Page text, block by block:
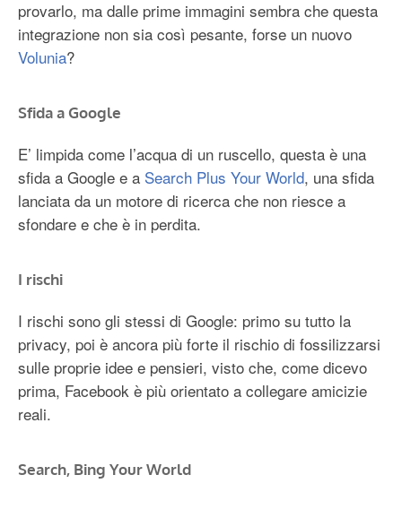
provarlo, ma dalle prime immagini sembra che questa
integrazione non sia così pesante, forse un nuovo
Volunia?
Sfida a Google
E’ limpida come l’acqua di un ruscello, questa è una
sfida a Google e a Search Plus Your World, una sfida
lanciata da un motore di ricerca che non riesce a
sfondare e che è in perdita.
I rischi
I rischi sono gli stessi di Google: primo su tutto la
privacy, poi è ancora più forte il rischio di fossilizzarsi
sulle proprie idee e pensieri, visto che, come dicevo
prima, Facebook è più orientato a collegare amicizie
reali.
Search, Bing Your World